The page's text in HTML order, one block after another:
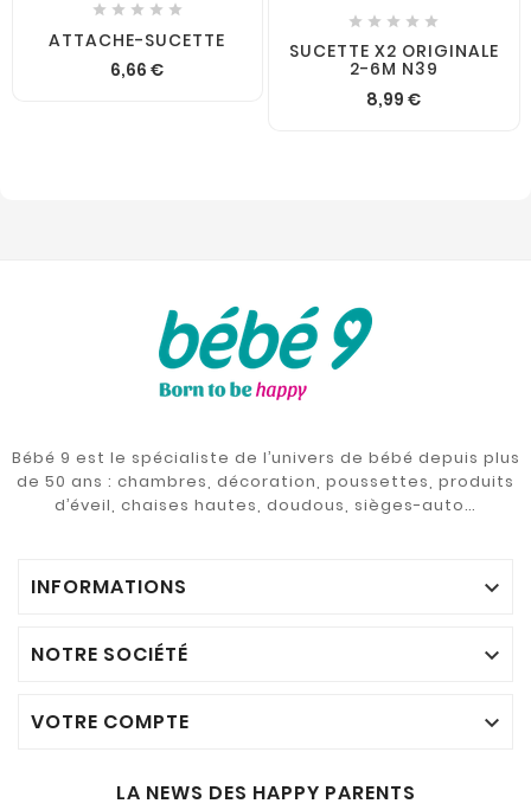
    
ATTACHE-SUCETTE
6,66 €
    
SUCETTE X2 ORIGINALE
2-6M N39
8,99 €
Bébé 9 est le spécialiste de l’univers de bébé depuis plus
de 50 ans : chambres, décoration, poussettes, produits
d’éveil, chaises hautes, doudous, sièges-auto…
INFORMATIONS 
NOTRE SOCIÉTÉ 
VOTRE COMPTE 
LA NEWS DES HAPPY PARENTS